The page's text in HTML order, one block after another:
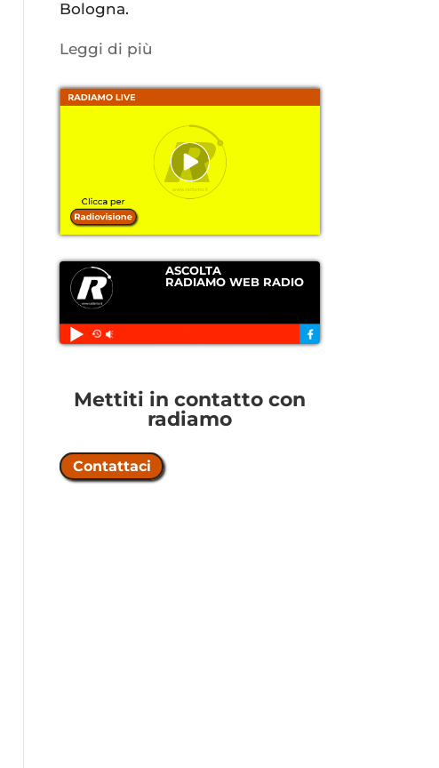
Bologna.
Leggi di più
ASCOLTA
RADIAMO WEB RADIO
Mettiti in contatto con
radiamo
Contattaci